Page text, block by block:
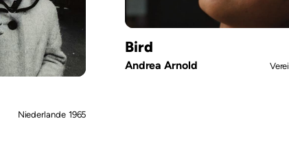
Niederlande 1965
Bird
Andrea Arnold